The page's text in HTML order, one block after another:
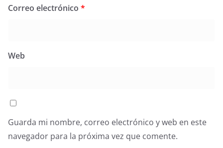
Correo electrónico *
Web
Guarda mi nombre, correo electrónico y web en este
navegador para la próxima vez que comente.